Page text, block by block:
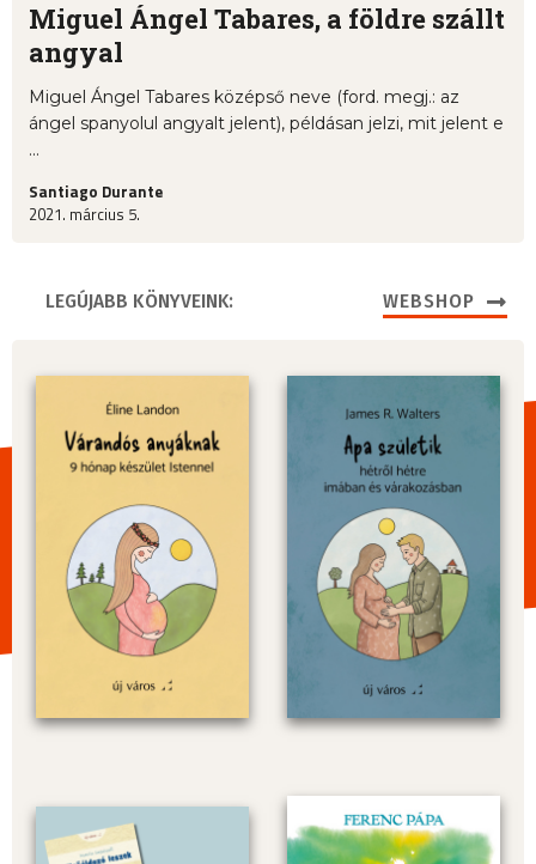
Miguel Ángel Tabares, a földre szállt
angyal
Miguel Ángel Tabares középső neve (ford. megj.: az
ángel spanyolul angyalt jelent), példásan jelzi, mit jelent e
...
Santiago Durante
2021. március 5.
LEGÚJABB KÖNYVEINK: WEBSHOP